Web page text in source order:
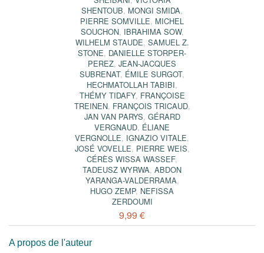
SHENTOUB, MONGI SMIDA,
PIERRE SOMVILLE, MICHEL
SOUCHON, IBRAHIMA SOW,
WILHELM STAUDE, SAMUEL Z.
STONE, DANIELLE STORPER-
PEREZ, JEAN-JACQUES
SUBRENAT, ÉMILE SURGOT,
HECHMATOLLAH TABIBI,
THÉMY TIDAFY, FRANÇOISE
TREINEN, FRANÇOIS TRICAUD,
JAN VAN PARYS, GÉRARD
VERGNAUD, ÉLIANE
VERGNOLLE, IGNAZIO VITALE,
JOSÉ VOVELLE, PIERRE WEIS,
CÉRÈS WISSA WASSEF,
TADEUSZ WYRWA, ABDON
YARANGA-VALDERRAMA,
HUGO ZEMP, NEFISSA
ZERDOUMI
9,99 €
A propos de l'auteur